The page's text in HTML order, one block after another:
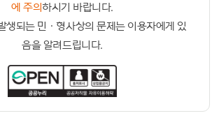
에 주의 하시기 바랍니다.
생되는 민ㆍ형사상의 문제는 이용자에게 있
음을 알려드립니다.